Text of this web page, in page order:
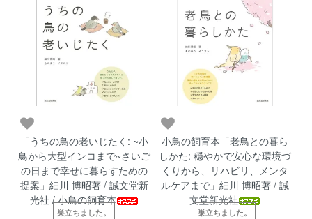
「うちの鳥の老いじたく: ~小
鳥から大型インコまで~さいご
の日まで幸せに暮らすための
提案」細川 博昭著 / 誠文堂新
光社 / 小鳥の飼育本
巣立ちました。
小鳥の飼育本「老鳥との暮ら
しかた: 穏やかで安心な環境づ
くりから、リハビリ、メンタ
ルケアまで」細川 博昭著 / 誠
文堂新光社
巣立ちました。